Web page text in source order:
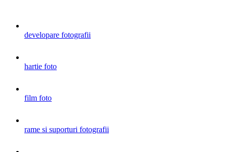
developare fotografii
hartie foto
film foto
rame si suporturi fotografii